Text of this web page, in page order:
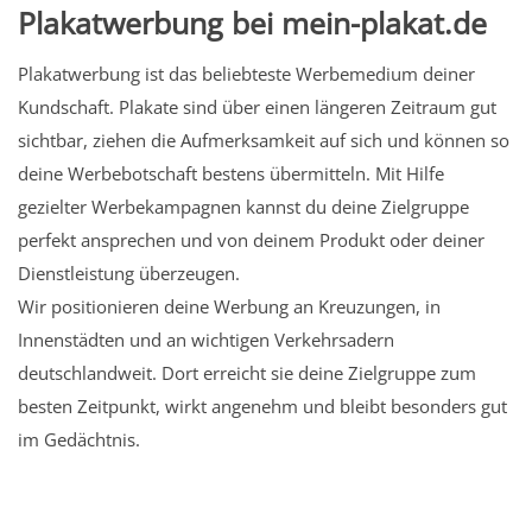
Plakatwerbung bei mein-plakat.de
Plakatwerbung ist das beliebteste Werbemedium deiner
Kundschaft. Plakate sind über einen längeren Zeitraum gut
sichtbar, ziehen die Aufmerksamkeit auf sich und können so
deine Werbebotschaft bestens übermitteln. Mit Hilfe
gezielter Werbekampagnen kannst du deine Zielgruppe
perfekt ansprechen und von deinem Produkt oder deiner
Dienstleistung überzeugen.
Wir positionieren deine Werbung an Kreuzungen, in
Innenstädten und an wichtigen Verkehrsadern
deutschlandweit. Dort erreicht sie deine Zielgruppe zum
besten Zeitpunkt, wirkt angenehm und bleibt besonders gut
im Gedächtnis.